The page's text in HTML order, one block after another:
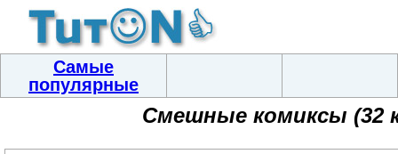
Самые
популярные
Смешные комиксы (32